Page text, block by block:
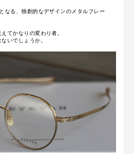
なる、独創的なデザインのメタルフレー
てかなりの変わり者。
いでしょうか。